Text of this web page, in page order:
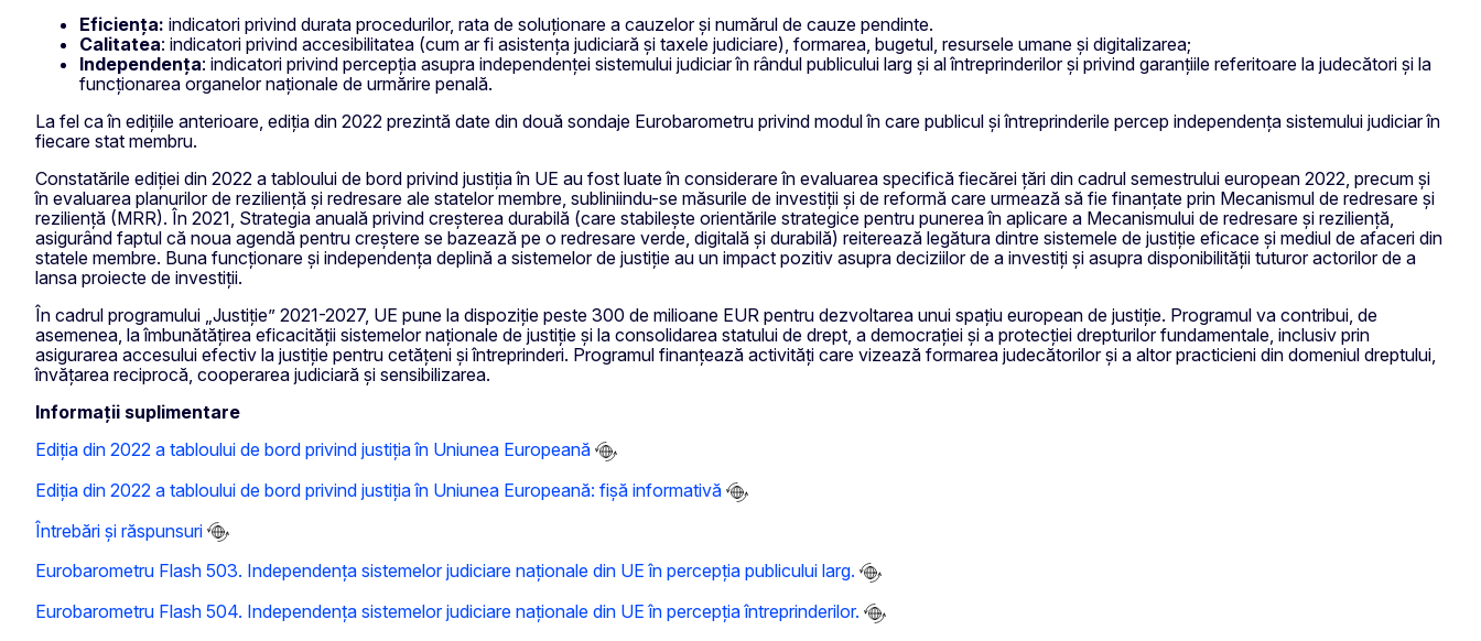
Eficiența: indicatori privind durata procedurilor, rata de soluționare a cauzelor și numărul de cauze pendinte.
Calitatea: indicatori privind accesibilitatea (cum ar fi asistența judiciară și taxele judiciare), formarea, bugetul, resursele umane și digitalizarea;
Independența: indicatori privind percepția asupra independenței sistemului judiciar în rândul publicului larg și al întreprinderilor și privind garanțiile referitoare la judecători și la
funcționarea organelor naționale de urmărire penală.
La fel ca în edițiile anterioare, ediția din 2022 prezintă date din două sondaje Eurobarometru privind modul în care publicul și întreprinderile percep independența sistemului judiciar în
fiecare stat membru.
Constatările ediției din 2022 a tabloului de bord privind justiția în UE au fost luate în considerare în evaluarea specifică fiecărei țări din cadrul semestrului european 2022, precum și
în evaluarea planurilor de reziliență și redresare ale statelor membre, subliniindu-se măsurile de investiții și de reformă care urmează să fie finanțate prin Mecanismul de redresare și
reziliență (MRR). În 2021, Strategia anuală privind creșterea durabilă (care stabilește orientările strategice pentru punerea în aplicare a Mecanismului de redresare și reziliență,
asigurând faptul că noua agendă pentru creștere se bazează pe o redresare verde, digitală și durabilă) reiterează legătura dintre sistemele de justiție eficace și mediul de afaceri din
statele membre. Buna funcționare și independența deplină a sistemelor de justiție au un impact pozitiv asupra deciziilor de a investiți și asupra disponibilității tuturor actorilor de a
lansa proiecte de investiții.
În cadrul programului „Justiție” 2021-2027, UE pune la dispoziție peste 300 de milioane EUR pentru dezvoltarea unui spațiu european de justiție. Programul va contribui, de
asemenea, la îmbunătățirea eficacității sistemelor naționale de justiție și la consolidarea statului de drept, a democrației și a protecției drepturilor fundamentale, inclusiv prin
asigurarea accesului efectiv la justiție pentru cetățeni și întreprinderi. Programul finanțează activități care vizează formarea judecătorilor și a altor practicieni din domeniul dreptului,
învățarea reciprocă, cooperarea judiciară și sensibilizarea.
Informații suplimentare
Ediția din 2022 a tabloului de bord privind justiția în Uniunea Europeană
Ediția din 2022 a tabloului de bord privind justiția în Uniunea Europeană: fișă informativă
Întrebări și răspunsuri
Eurobarometru Flash 503. Independența sistemelor judiciare naționale din UE în percepția publicului larg.
Eurobarometru Flash 504. Independența sistemelor judiciare naționale din UE în percepția întreprinderilor.